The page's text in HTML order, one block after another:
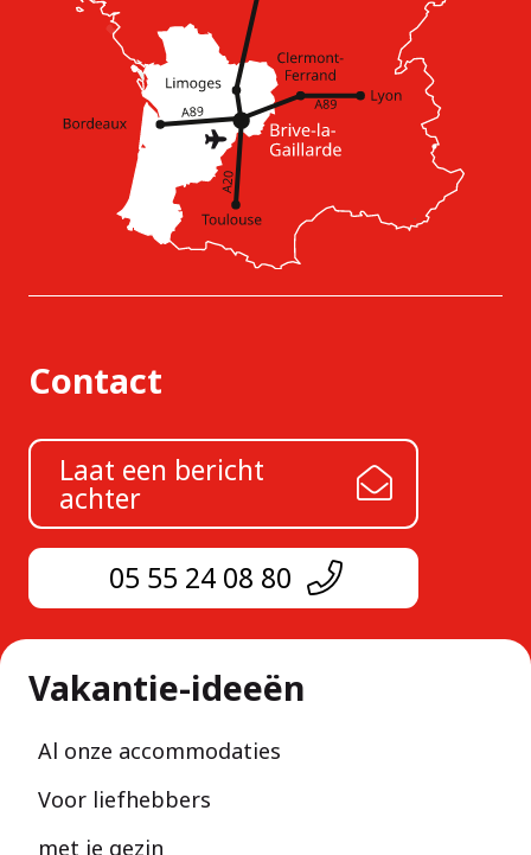
Contact
Laat een bericht
achter
05 55 24 08 80
Vakantie-ideeën
Al onze accommodaties
Voor liefhebbers
met je gezin